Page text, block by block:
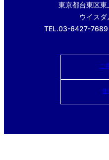
東京都台東区
ウイス
TEL.03-6427-
ご